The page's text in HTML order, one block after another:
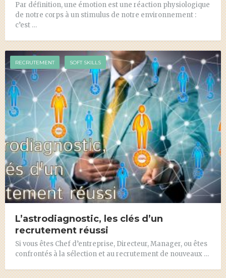
Par définition, une émotion est une réaction physiologique
de notre corps à un stimulus de notre environnement :
c’est …
RECRUTEMENT SOFT SKILLS
L’astrodiagnostic, les clés d’un
recrutement réussi
Si vous êtes Chef d’entreprise, Directeur, Manager, ou êtes
confrontés à la sélection et au recrutement de nouveaux …